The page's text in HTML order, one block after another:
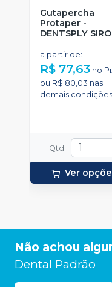
Gutapercha
Protaper -
DENTSPLY
a partir de:
R$ 77,63 no
ou R$ 80,03 nas
demais condições
Qtd:
Ver
Não achou
Dental Padrão